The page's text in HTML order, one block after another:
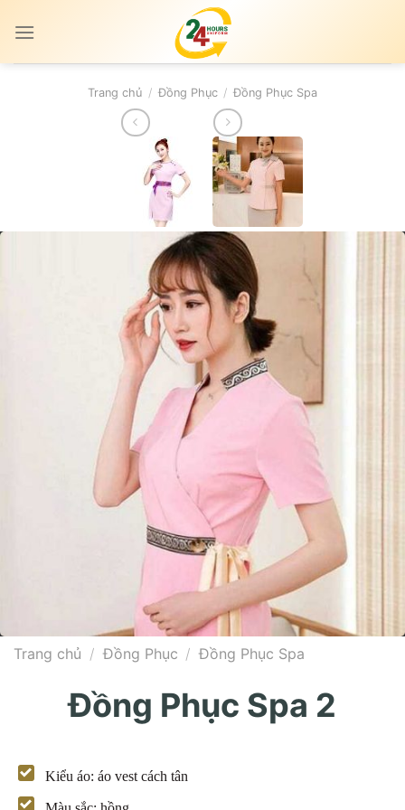
Trang chủ / Đồng Phục / Đồng Phục Spa
Trang chủ / Đồng Phục / Đồng Phục Spa
Đồng Phục Spa 2
Kiểu áo: áo vest cách tân